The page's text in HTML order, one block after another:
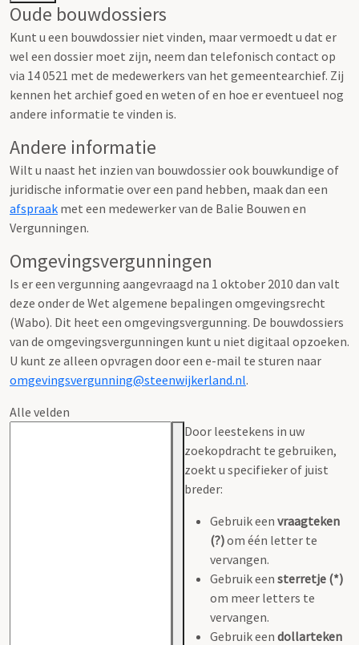
Oude bouwdossiers
Kunt u een bouwdossier niet vinden, maar vermoedt u dat er
wel een dossier moet zijn, neem dan telefonisch contact op
via 14 0521 met de medewerkers van het gemeentearchief. Zij
kennen het archief goed en weten of en hoe er eventueel nog
andere informatie te vinden is.
Andere informatie
Wilt u naast het inzien van bouwdossier ook bouwkundige of
juridische informatie over een pand hebben, maak dan een
afspraak met een medewerker van de Balie Bouwen en
Vergunningen.
Omgevingsvergunningen
Is er een vergunning aangevraagd na 1 oktober 2010 dan valt
deze onder de Wet algemene bepalingen omgevingsrecht
(Wabo). Dit heet een omgevingsvergunning. De bouwdossiers
van de omgevingsvergunningen kunt u niet digitaal opzoeken.
U kunt ze alleen opvragen door een e-mail te sturen naar
omgevingsvergunning@steenwijkerland.nl.
Alle velden
Door leestekens in uw
zoekopdracht te gebruiken,
zoekt u specifieker of juist
breder:
Gebruik een vraagteken
(?)om één letter te
vervangen.
Gebruik een sterretje (*)
om meer letters te
vervangen.
Gebruik een dollarteken